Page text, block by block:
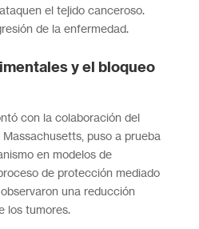
el tejido canceroso.
de la enfermedad.
y el bloqueo
con la colaboración del
puso a prueba
en modelos de
de protección mediado
una reducción
los tumores.